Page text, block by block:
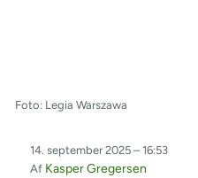
Foto: Legia Warszawa
14. september 2025 – 16:53
Af Kasper Gregersen